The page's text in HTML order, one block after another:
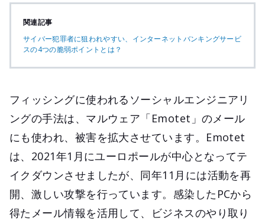
関連記事
サイバー犯罪者に狙われやすい、インターネットバンキングサービ
スの4つの脆弱ポイントとは？
フィッシングに使われるソーシャルエンジニアリ
ングの手法は、マルウェア「Emotet」のメール
にも使われ、被害を拡大させています。Emotet
は、2021年1月にユーロポールが中心となってテ
イクダウンさせましたが、同年11月には活動を再
開、激しい攻撃を行っています。感染したPCから
得たメール情報を活用して、ビジネスのやり取り